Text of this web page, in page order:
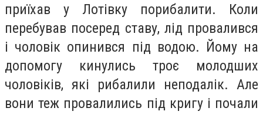
приїхав у Лотівку порибалити. Коли
перебував посеред ставу, лід провалився
і чоловік опинився під водою. Йому на
допомогу кинулись троє молодших
чоловіків, які рибалили неподалік. Але
вони теж провалились під кригу і почали